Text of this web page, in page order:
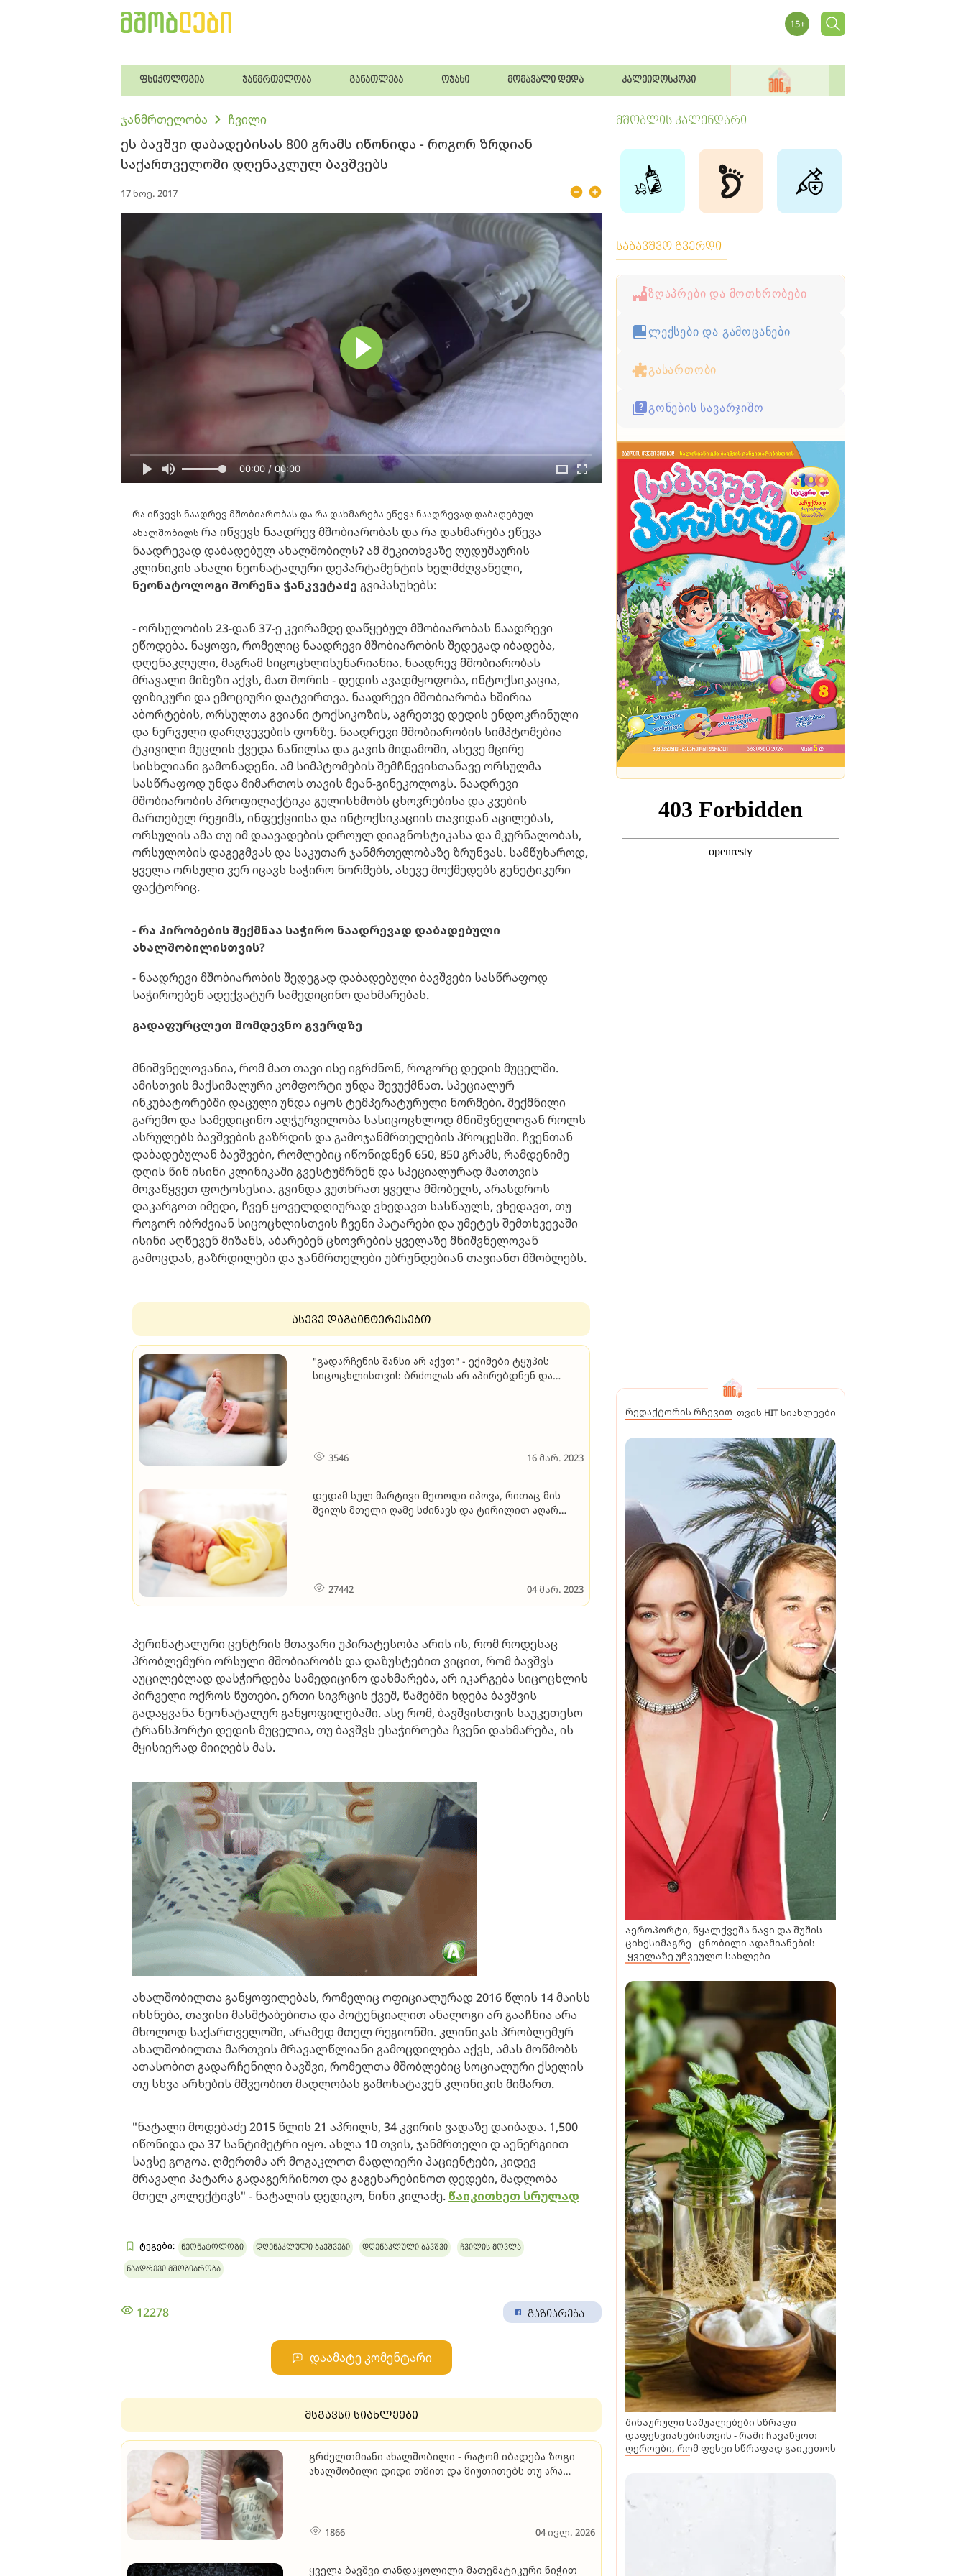
ფსიქოლოგია ჯანმრთელობა განათლება ოჯახი მომავალი დედა კალეიდოსკოპი
ჯანმრთელობა ჩვილი
ეს ბავშვი დაბადებისას 800 გრამს იწონიდა - როგორ ზრდიან
საქართველოში დღენაკლულ ბავშვებს
17 ნოე. 2017
00:00 / 00:00
რა იწვევს ნაადრევ მშობიარობას და რა დახმარება ეწევა ნაადრევად დაბადებულ
ახალშობილს რა იწვევს ნაადრევ მშობიარობას და რა დახმარება ეწევა
ნაადრევად დაბადებულ ახალშობილს? ამ შეკითხვაზე ღუდუშაურის
კლინიკის ახალი ნეონატალური დეპარტამენტის ხელმძღვანელი,
ნეონატოლოგი შორენა ჭანკვეტაძე გვიპასუხებს:
- ორსულობის 23-დან 37-ე კვირამდე დაწყებულ მშობიარობას ნაადრევი
ეწოდება. ნაყოფი, რომელიც ნაადრევი მშობიარობის შედეგად იბადება,
დღენაკლული, მაგრამ სიცოცხლისუნარიანია. ნაადრევ მშობიარობას
მრავალი მიზეზი აქვს, მათ შორის - დედის ავადმყოფობა, ინტოქსიკაცია,
ფიზიკური და ემოციური დატვირთვა. ნაადრევი მშობიარობა ხშირია
აბორტების, ორსულთა გვიანი ტოქსიკოზის, აგრეთვე დედის ენდოკრინული
და ნერვული დარღვევების ფონზე. ნაადრევი მშობიარობის სიმპტომებია
ტკივილი მუცლის ქვედა ნაწილსა და გავის მიდამოში, ასევე მცირე
სისხლიანი გამონადენი. ამ სიმპტომების შემჩნევისთანავე ორსულმა
სასწრაფოდ უნდა მიმართოს თავის მეან-გინეკოლოგს. ნაადრევი
მშობიარობის პროფილაქტიკა გულისხმობს ცხოვრებისა და კვების
მართებულ რეჟიმს, ინფექციისა და ინტოქსიკაციის თავიდან აცილებას,
ორსულის ამა თუ იმ დაავადების დროულ დიაგნოსტიკასა და მკურნალობას,
ორსულობის დაგეგმვას და საკუთარ ჯანმრთელობაზე ზრუნვას. სამწუხაროდ,
ყველა ორსული ვერ იცავს საჭირო ნორმებს, ასევე მოქმედებს გენეტიკური
ფაქტორიც.
- რა პირობების შექმნაა საჭირო ნაადრევად დაბადებული
ახალშობილისთვის?
- ნაადრევი მშობიარობის შედეგად დაბადებული ბავშვები სასწრაფოდ
საჭიროებენ ადექვატურ სამედიცინო დახმარებას.
გადაფურცლეთ მომდევნო გვერდზე
მნიშვნელოვანია, რომ მათ თავი ისე იგრძნონ, როგორც დედის მუცელში.
ამისთვის მაქსიმალური კომფორტი უნდა შევუქმნათ. სპეციალურ
ინკუბატორებში დაცული უნდა იყოს ტემპერატურული ნორმები. შექმნილი
გარემო და სამედიცინო აღჭურვილობა სასიცოცხლოდ მნიშვნელოვან როლს
ასრულებს ბავშვების გაზრდის და გამოჯანმრთელების პროცესში. ჩვენთან
დაბადებულან ბავშვები, რომლებიც იწონიდნენ 650, 850 გრამს, რამდენიმე
დღის წინ ისინი კლინიკაში გვესტუმრნენ და სპეციალურად მათთვის
მოვაწყვეთ ფოტოსესია. გვინდა ვუთხრათ ყველა მშობელს, არასდროს
დაკარგოთ იმედი, ჩვენ ყოველდღიურად ვხედავთ სასწაულს, ვხედავთ, თუ
როგორ იბრძვიან სიცოცხლისთვის ჩვენი პატარები და უმეტეს შემთხვევაში
ისინი აღწევენ მიზანს, აბარებენ ცხოვრების ყველაზე მნიშვნელოვან
გამოცდას, გაზრდილები და ჯანმრთელები უბრუნდებიან თავიანთ მშობლებს.
ასევე დაგაინტერესებთ
"გადარჩენის შანსი არ აქვთ" - ექიმები ტყუპის
სიცოცხლისთვის ბრძოლას არ აპირებდნენ და
3546 16 მარ. 2023
დედამ სულ მარტივი მეთოდი იპოვა, რითაც მის
შვილს მთელი ღამე სძინავს და ტირილით აღარ
27442 04 მარ. 2023
პერინატალური ცენტრის მთავარი უპირატესობა არის ის, რომ როდესაც
პრობლემური ორსული მშობიარობს და დაზუსტებით ვიცით, რომ ბავშვს
აუცილებლად დასჭირდება სამედიცინო დახმარება, არ იკარგება სიცოცხლის
პირველი ოქროს წუთები. ერთი სივრცის ქვეშ, წამებში ხდება ბავშვის
გადაყვანა ნეონატალურ განყოფილებაში. ასე რომ, ბავშვისთვის საუკეთესო
ტრანსპორტი დედის მუცელია, თუ ბავშვს ესაჭიროება ჩვენი დახმარება, ის
მყისიერად მიიღებს მას.
ახალშობილთა განყოფილებას, რომელიც ოფიციალურად 2016 წლის 14 მაისს
იხსნება, თავისი მასშტაბებითა და პოტენციალით ანალოგი არ გააჩნია არა
მხოლოდ საქართველოში, არამედ მთელ რეგიონში. კლინიკას პრობლემურ
ახალშობილთა მართვის მრავალწლიანი გამოცდილება აქვს, ამას მოწმობს
ათასობით გადარჩენილი ბავშვი, რომელთა მშობლებიც სოციალური ქსელის
თუ სხვა არხების მშვეობით მადლობას გამოხატავენ კლინიკის მიმართ.
"ნატალი მოდებაძე 2015 წლის 21 აპრილს, 34 კვირის ვადაზე დაიბადა. 1,500
იწონიდა და 37 სანტიმეტრი იყო. ახლა 10 თვის, ჯანმრთელი დ აენერგიით
სავსე გოგოა. ღმერთმა არ მოგაკლოთ მადლიერი პაციენტები, კიდევ
მრავალი პატარა გადაგერჩინოთ და გაგეხარებინოთ დედები, მადლობა
მთელ კოლექტივს" - ნატალის დედიკო, ნინი კილაძე. წაიკითხეთ სრულად
ტეგები: ნეონატოლოგი დღენაკლული ბავშვები დღენაკლული ბავშვი ჩვილის მოვლა
ნაადრევი მშობიარობა
12278 გაზიარება
დაამატე კომენტარი
მსგავსი სიახლეები
გრძელთმიანი ახალშობილი - რატომ იბადება ზოგი
ახალშობილი დიდი თმით და მიუთითებს თუ არა
1866 04 ივლ. 2026
ყველა ბავშვი თანდაყოლილი მათემატიკური ნიჭით
მშობლის კალენდარი
საბავშვო გვერდი
ზღაპრები და მოთხრობები
ლექსები და გამოცანები
გასართობი
გონების სავარჯიშო
რედაქტორის რჩევით თვის HIT სიახლეები
აეროპორტი, წყალქვეშა ნავი და შუშის
ციხესიმაგრე - ცნობილი ადამიანების
ყველაზე უჩვეულო სახლები
შინაურული საშუალებები სწრაფი
დაფესვიანებისთვის - რაში ჩავაწყოთ
ღეროები, რომ ფესვი სწრაფად გაიკეთოს